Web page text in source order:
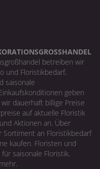
betreiben wir
und Floristikbedarf,
saisonale
geben
dauerhaft billige Preise
auf aktuelle Floristik
Aktionen an. Über
an Floristikbedarf
kaufen. Floristen und
saisonale Floristik,